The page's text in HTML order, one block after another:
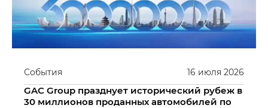
16 июля 2026
События
GAC Group празднует исторический рубеж в
30 миллионов проданных автомобилей по